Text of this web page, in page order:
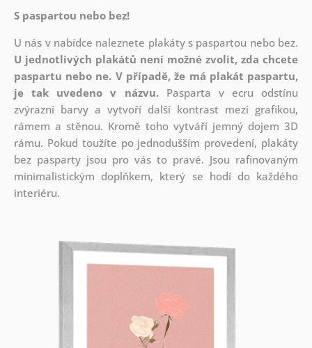
S paspartou nebo bez!
U nás v nabídce naleznete plakáty s paspartou nebo bez.
U jednotlivých plakátů není možné zvolit, zda chcete
paspartu nebo ne. V případě, že má plakát paspartu,
je tak uvedeno v názvu.Pasparta v ecru odstínu
zvýrazní barvy a vytvoří další kontrast mezi grafikou,
rámem a stěnou. Kromě toho vytváří jemný dojem 3D
rámu. Pokud toužíte po jednodušším provedení, plakáty
bez pasparty jsou pro vás to pravé. Jsou rafinovaným
minimalistickým doplňkem, který se hodí do každého
interiéru.